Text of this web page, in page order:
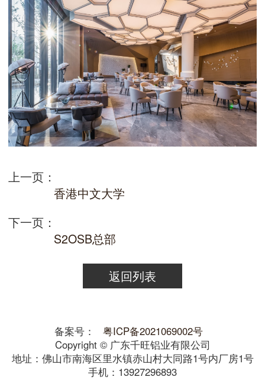
上一页：
香港中文大学
下一页：
S2OSB总部
返回列表
备案号：
粤ICP备2021069002号
Copyright © 广东千旺铝业有限公司
地址：佛山市南海区里水镇赤山村大同路1号内厂房1号
手机：13927296893